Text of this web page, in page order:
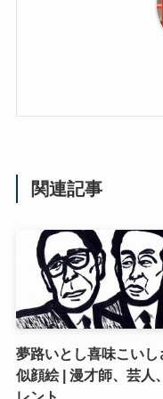
関連記事
夢路いとし喜味こいし
似顔絵 | 漫才師、芸人